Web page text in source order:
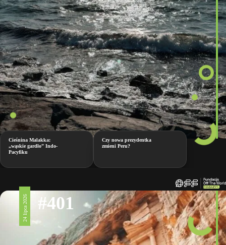
Cieśnina Malakka:
„wąskie gardło” Indo-
Pacyfiku
Czy nowa prezydentka
zmieni Peru?
24 lipca 2026 #401